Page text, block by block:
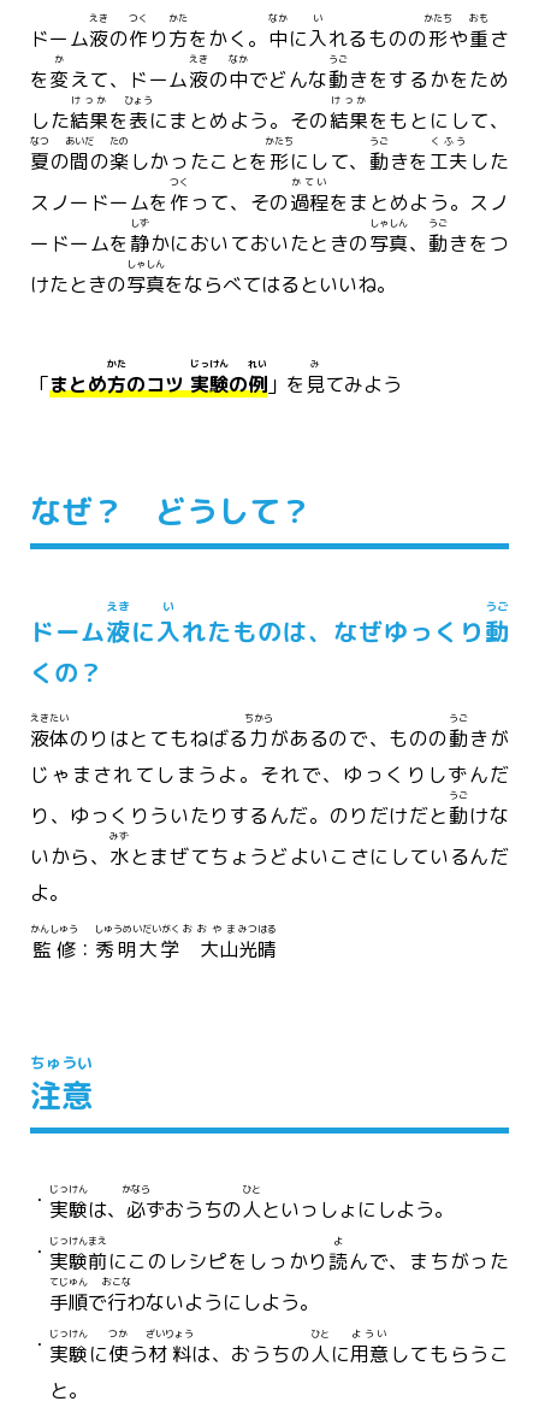
ドーム液
えき
の作
つく
り方
かた
をかく。 中
なか
に入
い
れるものの形
かたち
や重
おも
さ
を変
か
えて、ドーム液
えき
の中
なか
でどんな動
うご
きをするかをため
した結果
けっか
を表
ひょう
にまとめよう。その結果
けっか
をもとにして、
夏
なつ
の間
あいだ
の楽
たの
しかったことを 形
かたち
にして、 動
うご
きを 工夫
くふう
した
スノードームを 作
つく
って、その過程
かてい
をまとめよう。スノ
ードームを 静
しず
かにおいておいたときの写真
しゃしん
、 動
うご
きをつ
けたときの写真
しゃしん
をならべてはるといいね。
「まとめ方
かた
のコツ実験
じっけん
の例
れい
」を 見
み
てみよう
なぜ？ どうして？
ドーム液
えき
に入
い
れたものは、なぜゆっくり動
うご
くの？
液体
えきたい
のりはとてもねばる力
ちから
があるので、ものの動
うご
きが
じゃまされてしまうよ。それで、ゆっくりしずんだ
り、ゆっくりういたりするんだ。のりだけだと動
うご
けな
いから、 水
みず
とまぜてちょうどよいこさにしているんだ
よ。
監修
かんしゅう
： 秀明大学
しゅうめいだいがく
大山
おおやま
光晴
みつはる
注意
ちゅうい
実験
じっけん
は、 必
かなら
ずおうちの人
ひと
といっしょにしよう。
実験
じっけん
前
まえ
にこのレシピをしっかり読
よ
んで、まちがった
手順
てじゅん
で行
おこな
わないようにしよう。
実験
じっけん
に使
つか
う材料
ざいりょう
は、おうちの人
ひと
に用意
ようい
してもらうこ
と。